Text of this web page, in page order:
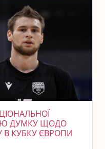
ДУМКУ ЩОДО
В КУБКУ ЄВРОПИ